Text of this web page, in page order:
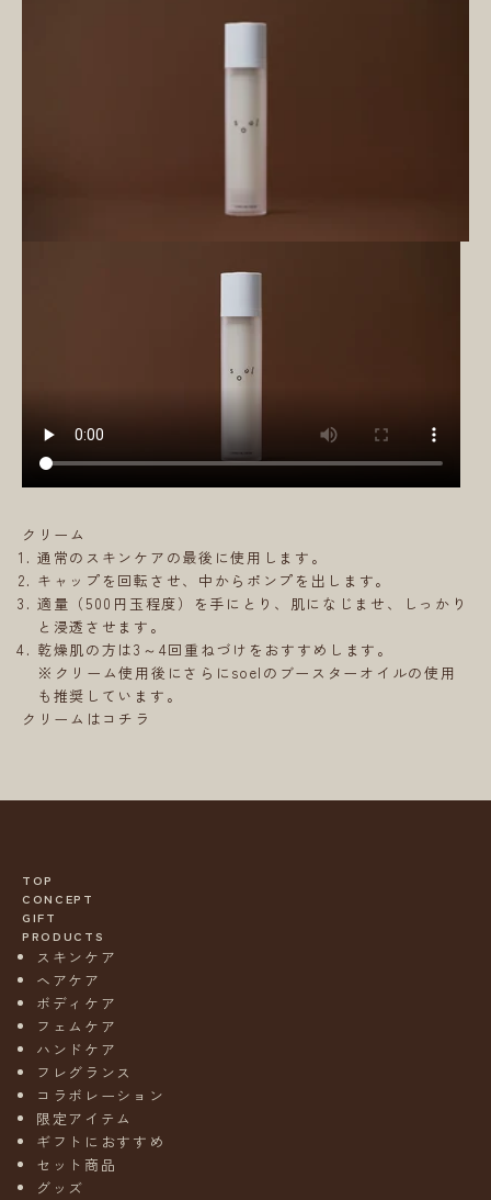
クリーム
通常のスキンケアの最後に使用します。
キャップを回転させ、中からポンプを出します。
適量（500円玉程度）を手にとり、肌になじませ、しっかり
と浸透させます。
乾燥肌の方は3～4回重ねづけをおすすめします。
※クリーム使用後にさらにsoelのブースターオイルの使用
も推奨しています。
クリームはコチラ
TOP
CONCEPT
GIFT
PRODUCTS
スキンケア
ヘアケア
ボディケア
フェムケア
ハンドケア
フレグランス
コラボレーション
限定アイテム
ギフトにおすすめ
セット商品
グッズ